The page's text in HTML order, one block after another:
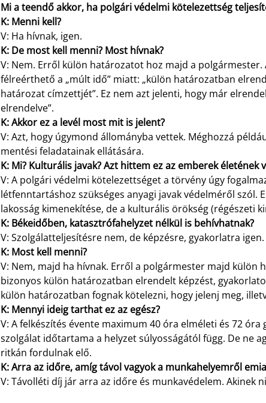
Mi a teendő akkor, ha polgári védelmi kötelezettség
K: Menni kell?
V: Ha hívnak, igen.
K: De most kell menni? Most hívnak?
V: Nem. Erről külön határozatot hoz majd a
félreérthető a „múlt idő” miatt: „külön határozatban
határozat címzettjét”. Ez nem azt jelenti, hogy már
elrendelve”.
K: Akkor ez a levél most mit is jelent?
V: Azt, hogy úgymond állományba vettek. Méghozzá
mentési feladatainak ellátására.
K: Mi? Kulturális javak? Azt hittem ez az emberek életének
V: A polgári védelmi kötelezettséget a törvény úgy
létfenntartáshoz szükséges anyagi javak védelméről szól.
lakosság kimenekítése, de a kulturális örökség (régészeti
K: Békeidőben, katasztrófahelyzet nélkül is behívhatnak?
V: Szolgálatteljesítésre nem, de képzésre, gyakorlatra igen.
K: Most kell menni?
V: Nem, majd ha hívnak. Erről a polgármester majd külön
bizonyos külön határozatban elrendelt képzést,
külön határozatban fognak kötelezni, hogy jelenj meg,
K: Mennyi ideig tarthat ez az egész?
V: A felkészítés évente maximum 40 óra elméleti és 72
szolgálat időtartama a helyzet súlyosságától függ. De ne
ritkán fordulnak elő.
K: Arra az időre, amíg távol vagyok a munkahelyemről
V: Távolléti díj jár arra az időre és munkavédelem. Akinek